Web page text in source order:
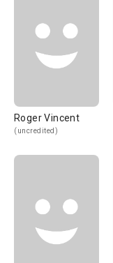
Roger Vincent
(uncredited)